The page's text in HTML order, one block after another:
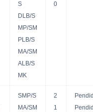
S
DLB/S
MP/SM
PLB/S
MA/SM
ALB/S
MK
0
SMP/S
MA/SM
2
1